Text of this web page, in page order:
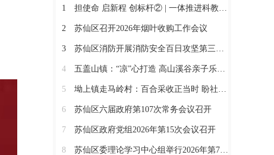
1 担使命 启新程 创标杆② | 一体推进科教人才 深度融合文旅业态
2 苏仙区召开2026年烟叶收购工作会议
3 苏仙区消防开展消防安全百日攻坚第三次联合检查
4 五盖山镇：“凉”心打造 高山溪谷亲子乐园火爆出圈
5 坳上镇走马岭村：百合采收正当时 盼社会各界助力销售
6 苏仙区六届政府第107次常务会议召开
7 苏仙区政府党组2026年第15次会议召开
8 苏仙区委理论学习中心组举行2026年第7次集体（扩大）学习